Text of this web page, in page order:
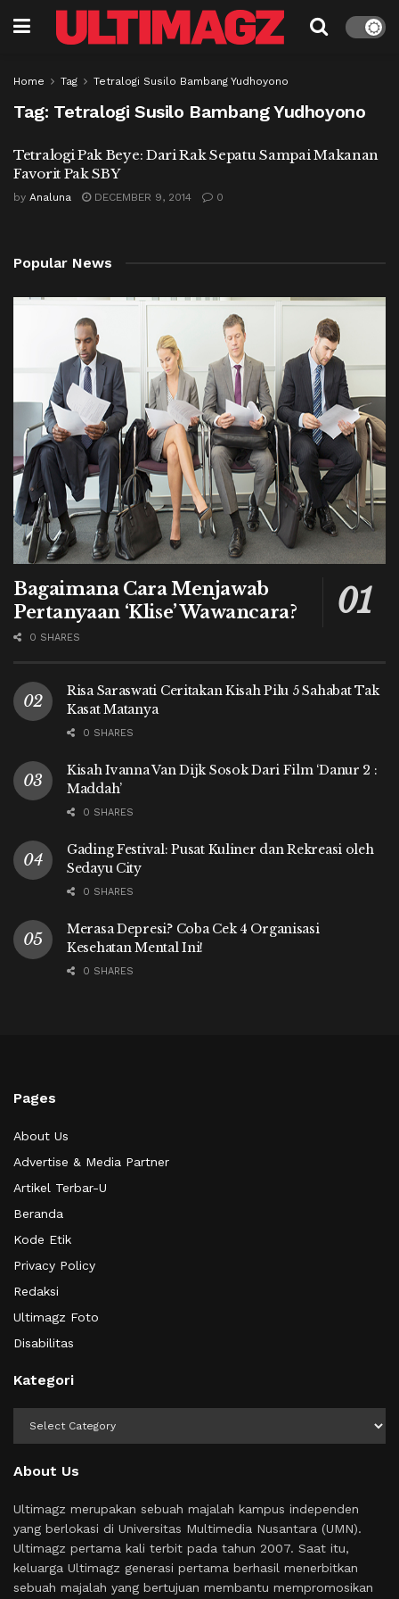
Home Tag Tetralogi Susilo Bambang Yudhoyono
Tag: Tetralogi Susilo Bambang Yudhoyono
Tetralogi Pak Beye: Dari Rak Sepatu Sampai Makanan
Favorit Pak SBY
by Analuna DECEMBER 9, 2014 0
Popular News
Bagaimana Cara Menjawab
Pertanyaan ‘Klise’ Wawancara?
0 SHARES
Risa Saraswati Ceritakan Kisah Pilu 5 Sahabat Tak
Kasat Matanya
0 SHARES
Kisah Ivanna Van Dijk Sosok Dari Film ‘Danur 2 :
Maddah’
0 SHARES
Gading Festival: Pusat Kuliner dan Rekreasi oleh
Sedayu City
0 SHARES
Merasa Depresi? Coba Cek 4 Organisasi
Kesehatan Mental Ini!
0 SHARES
Pages
About Us
Advertise & Media Partner
Artikel Terbar-U
Beranda
Kode Etik
Privacy Policy
Redaksi
Ultimagz Foto
Disabilitas
Kategori
About Us
Ultimagz merupakan sebuah majalah kampus independen
yang berlokasi di Universitas Multimedia Nusantara (UMN).
Ultimagz pertama kali terbit pada tahun 2007. Saat itu,
keluarga Ultimagz generasi pertama berhasil menerbitkan
sebuah majalah yang bertujuan membantu mempromosikan